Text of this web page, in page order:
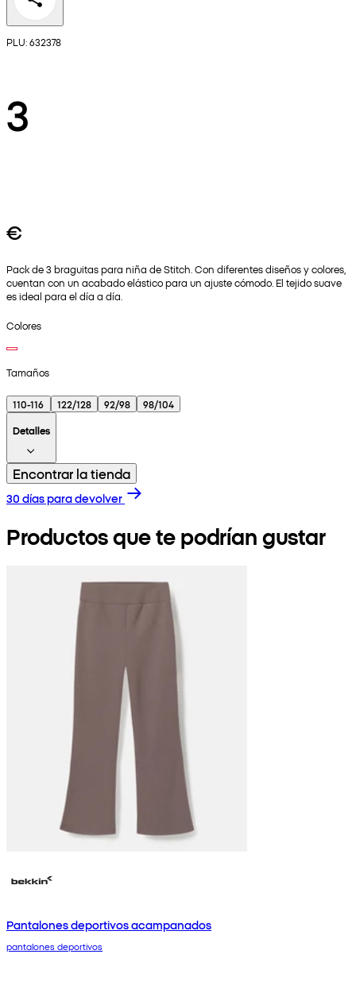
PLU: 632378
3
€
Pack de 3 braguitas para niña de Stitch. Con diferentes diseños y colores,
cuentan con un acabado elástico para un ajuste cómodo. El tejido suave
es ideal para el día a día.
Colores
Tamaños
110-116 122/128 92/98
98/104
Detalles
Encontrar la tienda
30 días para devolver
Productos que te podrían gustar
Pantalones deportivos acampanados
pantalones deportivos